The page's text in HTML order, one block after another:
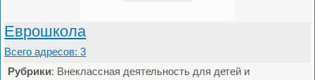
Еврошкола
Всего адресов: 3
Рубрики: Внеклассная деятельность для детей и